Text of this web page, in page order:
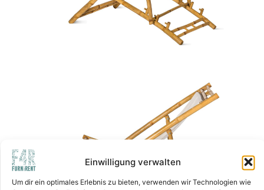
Einwilligung verwalten
Um dir ein optimales Erlebnis zu bieten, verwenden wir Technologien wie